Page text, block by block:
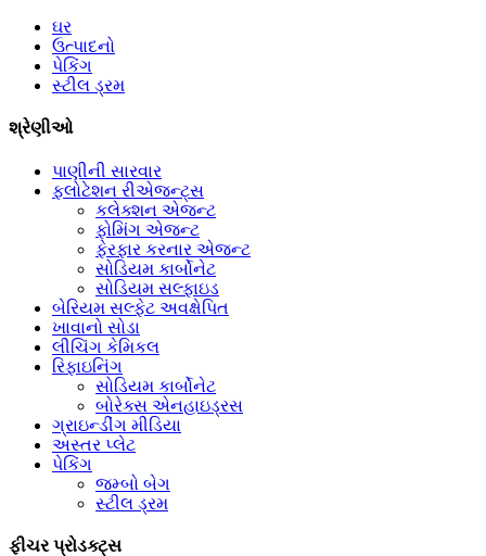
ઘર
ઉત્પાદનો
પેકિંગ
સ્ટીલ ડ્રમ
શ્રેણીઓ
પાણીની સારવાર
ફ્લોટેશન રીએજન્ટ્સ
કલેક્શન એજન્ટ
ફોમિંગ એજન્ટ
ફેરફાર કરનાર એજન્ટ
સોડિયમ કાર્બોનેટ
સોડિયમ સલ્ફાઇડ
બેરિયમ સલ્ફેટ અવક્ષેપિત
ખાવાનો સોડા
લીચિંગ કેમિકલ
રિફાઇનિંગ
સોડિયમ કાર્બોનેટ
બોરેક્સ એનહાઇડ્રસ
ગ્રાઇન્ડીંગ મીડિયા
અસ્તર પ્લેટ
પેકિંગ
જમ્બો બેગ
સ્ટીલ ડ્રમ
ફીચર પ્રોડક્ટ્સ